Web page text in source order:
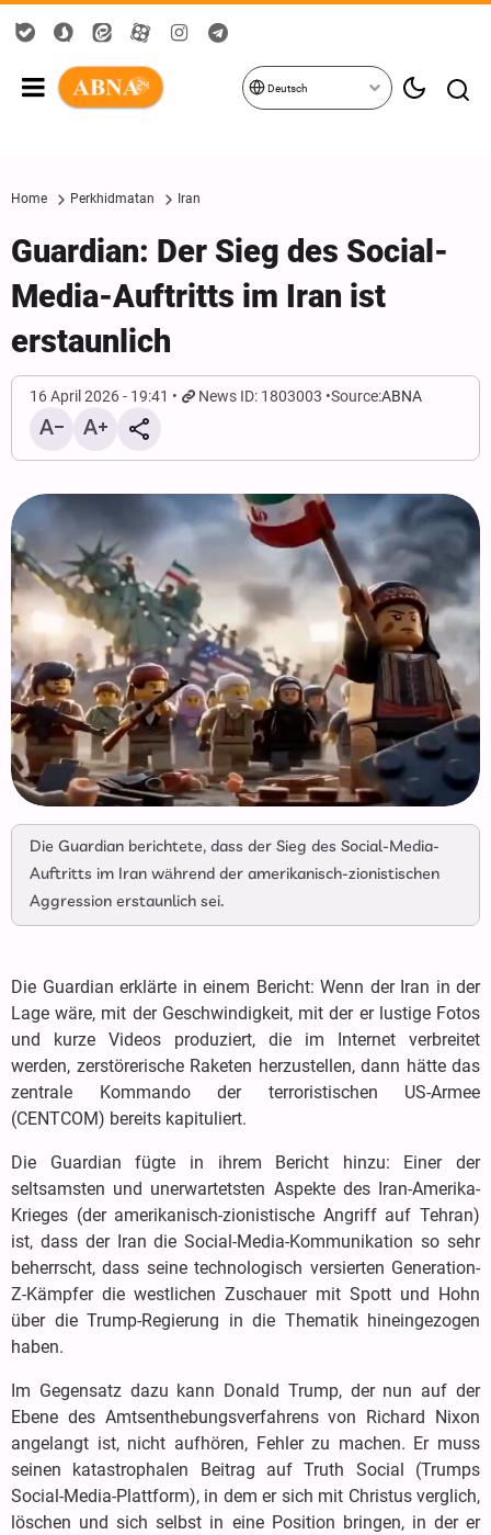
Deutsch
Home Perkhidmatan Iran
Guardian: Der Sieg des Social-
Media-Auftritts im Iran ist
erstaunlich
16 April 2026 - 19:41 News ID: 1803003 Source:ABNA
Die Guardian berichtete, dass der Sieg des Social-Media-
Auftritts im Iran während der amerikanisch-zionistischen
Aggression erstaunlich sei.
Die Guardian erklärte in einem Bericht: Wenn der Iran in der
Lage wäre, mit der Geschwindigkeit, mit der er lustige Fotos
und kurze Videos produziert, die im Internet verbreitet
werden, zerstörerische Raketen herzustellen, dann hätte das
zentrale Kommando der terroristischen US-Armee
(CENTCOM) bereits kapituliert.
Die Guardian fügte in ihrem Bericht hinzu: Einer der
seltsamsten und unerwartetsten Aspekte des Iran-Amerika-
Krieges (der amerikanisch-zionistische Angriff auf Tehran)
ist, dass der Iran die Social-Media-Kommunikation so sehr
beherrscht, dass seine technologisch versierten Generation-
Z-Kämpfer die westlichen Zuschauer mit Spott und Hohn
über die Trump-Regierung in die Thematik hineingezogen
haben.
Im Gegensatz dazu kann Donald Trump, der nun auf der
Ebene des Amtsenthebungsverfahrens von Richard Nixon
angelangt ist, nicht aufhören, Fehler zu machen. Er muss
seinen katastrophalen Beitrag auf Truth Social (Trumps
Social-Media-Plattform), in dem er sich mit Christus verglich,
löschen und sich selbst in eine Position bringen, in der er